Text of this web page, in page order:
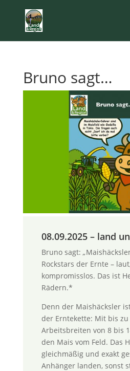
Bruno sagt…
08.09.2025 – land
Bruno sagt: „
Rockstars der Ernte –
kompromisslos. Das ist
Rädern.*
Denn der Maishäcksler
der Erntekette: Mit bis zu
Arbeitsbreiten von 8 bis
den Mais vom Feld. Das
gleichmäßig und exakt
Anhänger landen, sonst